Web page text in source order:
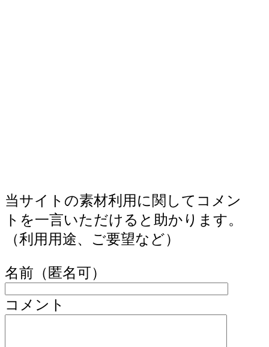
当サイトの素材利用に関してコメン
トを一言いただけると助かります。
（利用用途、ご要望など）
名前（匿名可）
コメント